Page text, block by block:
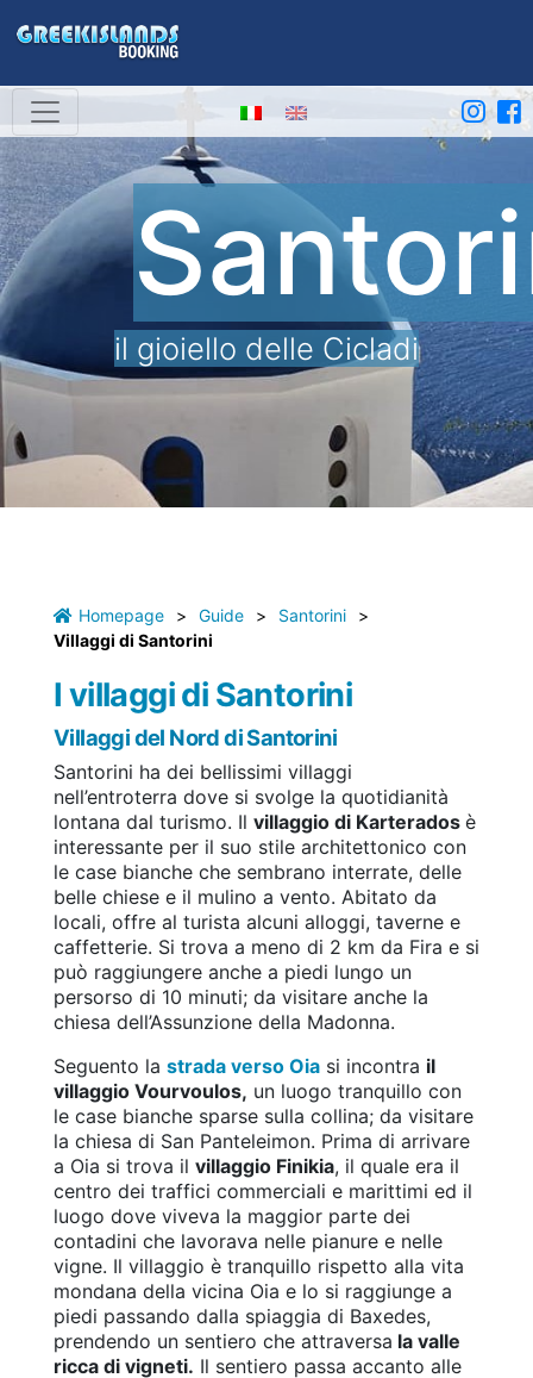
il gioiello delle Cicladi
Homepage > Guide > Santorini
>
Villaggi di Santorini
I villaggi di Santorini
Villaggi del Nord di Santorini
Santorini ha dei bellissimi villaggi
nell’entroterra dove si svolge la quotidianità
lontana dal turismo. Il villaggio di Karterados è
interessante per il suo stile architettonico con
le case bianche che sembrano interrate, delle
belle chiese e il mulino a vento. Abitato da
locali, offre al turista alcuni alloggi, taverne e
caffetterie. Si trova a meno di 2 km da Fira e si
può raggiungere anche a piedi lungo un
persorso di 10 minuti; da visitare anche la
chiesa dell’Assunzione della Madonna.
Seguento la strada verso Oia si incontra il
villaggio Vourvoulos, un luogo tranquillo con
le case bianche sparse sulla collina; da visitare
la chiesa di San Panteleimon. Prima di arrivare
a Oia si trova il villaggio Finikia, il quale era il
centro dei traffici commerciali e marittimi ed il
luogo dove viveva la maggior parte dei
contadini che lavorava nelle pianure e nelle
vigne. Il villaggio è tranquillo rispetto alla vita
mondana della vicina Oia e lo si raggiunge a
piedi passando dalla spiaggia di Baxedes,
prendendo un sentiero che attraversa la valle
ricca di vigneti. Il sentiero passa accanto alle